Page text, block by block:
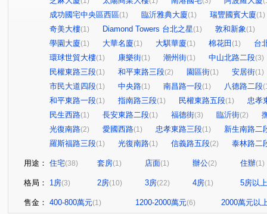
成功國宅中央區西區(1) 臨沂雅典大廈(1) 瑞豐國賓大廈(1)
奇美大樓(1) Diamond Towers 台北之星(1) 敦和新象(1)
學園大廈(1) 大華名廈(1) 大騏華廈(1) 棉花田 (1)
台
環球世貿大樓(1) 康樂街(1) 潮州街(1) 中山北路二段(3)
民權東路三段(1) 和平東路三段(2) 園區街(1) 安居街(1)
市民大道四段(1) 中央路(1) 南昌路一段(1) 八德路二段
和平東路一段(1) 指南路三段(1) 民權東路五段(1)
忠孝
民生西路(1) 長安東路二段(1) 福德街(3) 臨沂街(2)
光復南路(2) 愛國西路(1) 忠孝東路三段(1)
新生南路二
羅斯福路三段(1) 光復南路(1) 信義路五段(2) 泰林路二
用途： 住宅(38) 套房(1) 店面(1) 辦公(2) 住辦(1)
格局： 1房(3) 2房(10) 3房(22) 4房(1) 5房以上
售金： 400-800萬元(1) 1200-2000萬元(6) 2000萬元以